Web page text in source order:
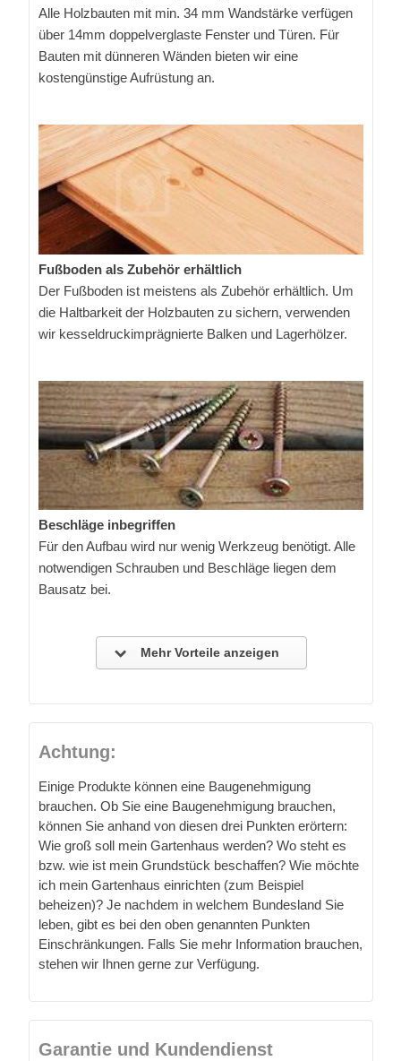
Alle Holzbauten mit min. 34 mm Wandstärke verfügen
über 14mm doppelverglaste Fenster und Türen. Für
Bauten mit dünneren Wänden bieten wir eine
kostengünstige Aufrüstung an.
Fußboden als Zubehör erhältlich
Der Fußboden ist meistens als Zubehör erhältlich. Um
die Haltbarkeit der Holzbauten zu sichern, verwenden
wir kesseldruckimprägnierte Balken und Lagerhölzer.
Beschläge inbegriffen
Für den Aufbau wird nur wenig Werkzeug benötigt. Alle
notwendigen Schrauben und Beschläge liegen dem
Bausatz bei.
Mehr Vorteile anzeigen
Achtung:
Einige Produkte können eine Baugenehmigung
brauchen. Ob Sie eine Baugenehmigung brauchen,
können Sie anhand von diesen drei Punkten erörtern:
Wie groß soll mein Gartenhaus werden? Wo steht es
bzw. wie ist mein Grundstück beschaffen? Wie möchte
ich mein Gartenhaus einrichten (zum Beispiel
beheizen)? Je nachdem in welchem Bundesland Sie
leben, gibt es bei den oben genannten Punkten
Einschränkungen. Falls Sie mehr Information brauchen,
stehen wir Ihnen gerne zur Verfügung.
Garantie und Kundendienst